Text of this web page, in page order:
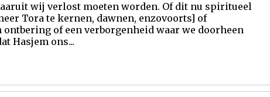
wij verlost moeten worden. Of dit nu spiritueel
Tora te kernen, dawnen, enzovoorts] of
of een verborgenheid waar we doorheen
Hasjem ons...